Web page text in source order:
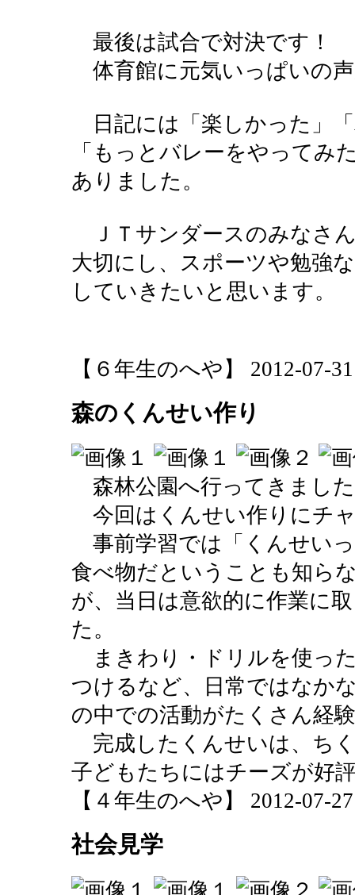
最後は試合で対決です！
体育館に元気いっぱいの
日記には「楽しかった」
「もっとバレーをやってみ
ありました。
ＪＴサンダースのみなさ
大切にし、スポーツや勉強
していきたいと思います。
【６年生のへや】 2012-07-
森のくんせい作り
森林公園へ行ってきまし
今回はくんせい作りにチ
事前学習では「くんせい
食べ物だということも知ら
が、当日は意欲的に作業に
た。
まきわり・ドリルを使っ
つけるなど、日常ではなか
の中での活動がたくさん経
完成したくんせいは、ち
子どもたちにはチーズが好
【４年生のへや】 2012-07-
社会見学